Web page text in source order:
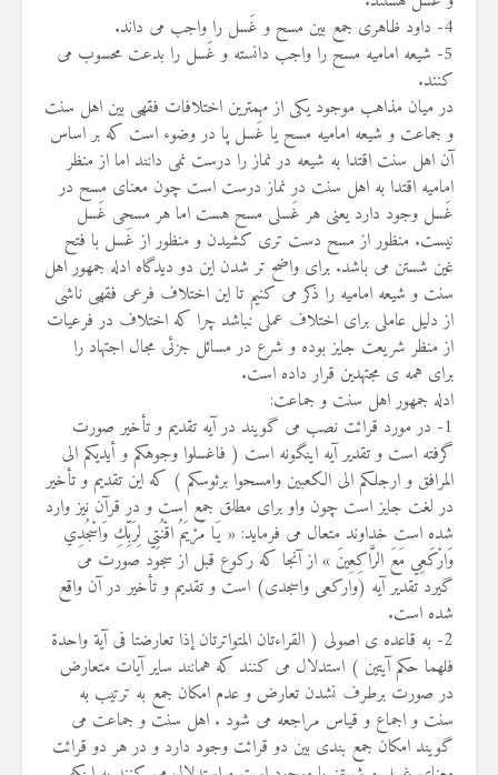
4- داود ظاهری جمع بین مسح و غَسل را واجب می داند.
5- شیعه امامیه مسح را واجب دانسته و غَسل را بدعت محسوب می
کنند.
در میان مذاهب موجود یکی از مهمترین اختلافات فقهی بین اهل سنت
و جماعت و شیعه امامیه مسح یا غَسل پا در وضوء است که بر اساس
آن اهل سنت اقتدا به شیعه در نماز را درست نمی دانند اما از منظر
امامیه اقتدا به اهل سنت در نماز درست است چون معنای مسح در
غَسل وجود دارد یعنی هر غَسلی مسح هست اما هر مسحی غَسل
نیست. منظور از مسح دست تری کشیدن و منظور از غَسل با فتح
غین شستن می باشد. برای واضح تر شدن این دو دیدگاه ادله جمهور اهل
سنت و شیعه امامیه را ذکر می کنیم تا این اختلاف فرعی فقهی ناشی
از دلیل عاملی برای اختلاف عملی نباشد چرا که اختلاف در فرعیات
از منظر شریعت جایز بوده و شرع در مسائل جزئی مجال اجتهاد را
برای همه ی مجتهدین قرار داده است.
ادله جمهور اهل سنت و جماعت:
1- در مورد قرائت نصب می گویند در آیه تقدیم و تأخیر صورت
گرفته است و تقدیر آیه اینگونه است ( فاغسلوا وجوهکم و أیدیکم الی
المرافق و ارجلکم الی الکعبین وامسحوا برئوسکم ) که این تقدیم و تأخیر
در لغت جایز است چون واو برای مطلق جمع است و در قرآن نیز وارد
شده است خداوند متعال می فرماید: « يَا مَرْيَمُ اقْنُتِي لِرَبِّكِ وَاسْجُدِي
وَارْكَعِي مَعَ الرَّاكِعِينَ » از آنجا که رکوع قبل از سجود صورت می
گیرد تقدیر آیه (وارکعی واسجدی) است و تقدیم و تأخیر در آن واقع
شده است.
2- به قاعده ی اصولی ( القراءتان المتواترتان إذا تعارضتا فی آیة واحدة
فلهما حکم آیتین ) استدلال می کنند که همانند سایر آیات متعارض
در صورت برطرف نشدن تعارض و عدم امکان جمع به ترتیب به
سنت و اجماع و قیاس مراجعه می شود . اهل سنت و جماعت می
گویند امکان جمع بندی بین دو قرائت وجود دارد و در هر دو قرائت